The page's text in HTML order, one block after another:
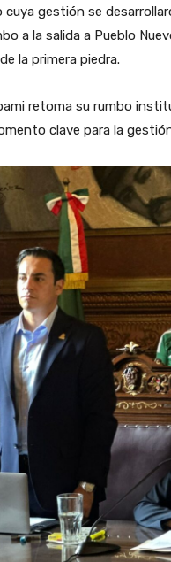
cuya gestión se
a la salida a Pueblo
la primera piedra.
retoma su rumbo
clave para la